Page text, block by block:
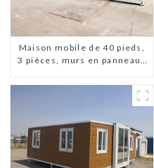
Maison mobile de 40 pieds,
3 pièces, murs en panneaux
conteneur extensible, 3